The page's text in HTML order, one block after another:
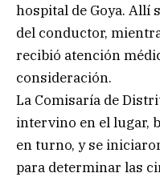
hospital de Goya. Allí
del conductor,
recibió atención
consideración.
La Comisaría de
intervino en el lugar,
en turno, y se
para determinar las